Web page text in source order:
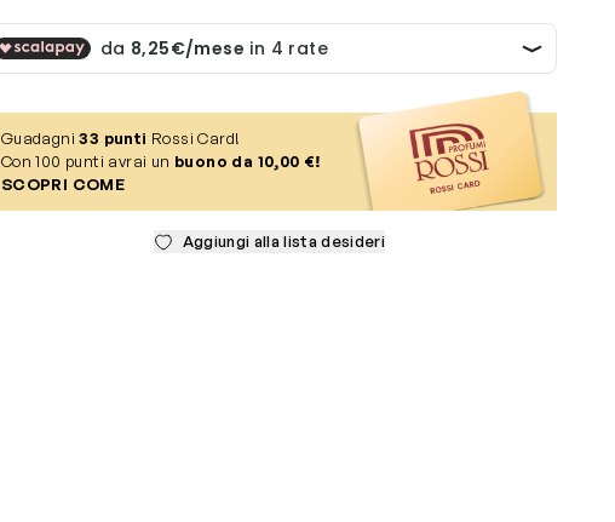
Guadagni33 punti Rossi Card!
Con 100 punti avrai un buono da 10,00 €!
SCOPRI COME
Aggiungi alla lista desideri